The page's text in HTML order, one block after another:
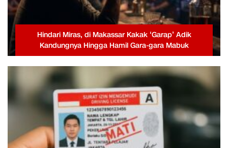
Hindari Miras, di Makassar Kakak ‘Garap’ Adik
Kandungnya Hingga Hamil Gara-gara Mabuk